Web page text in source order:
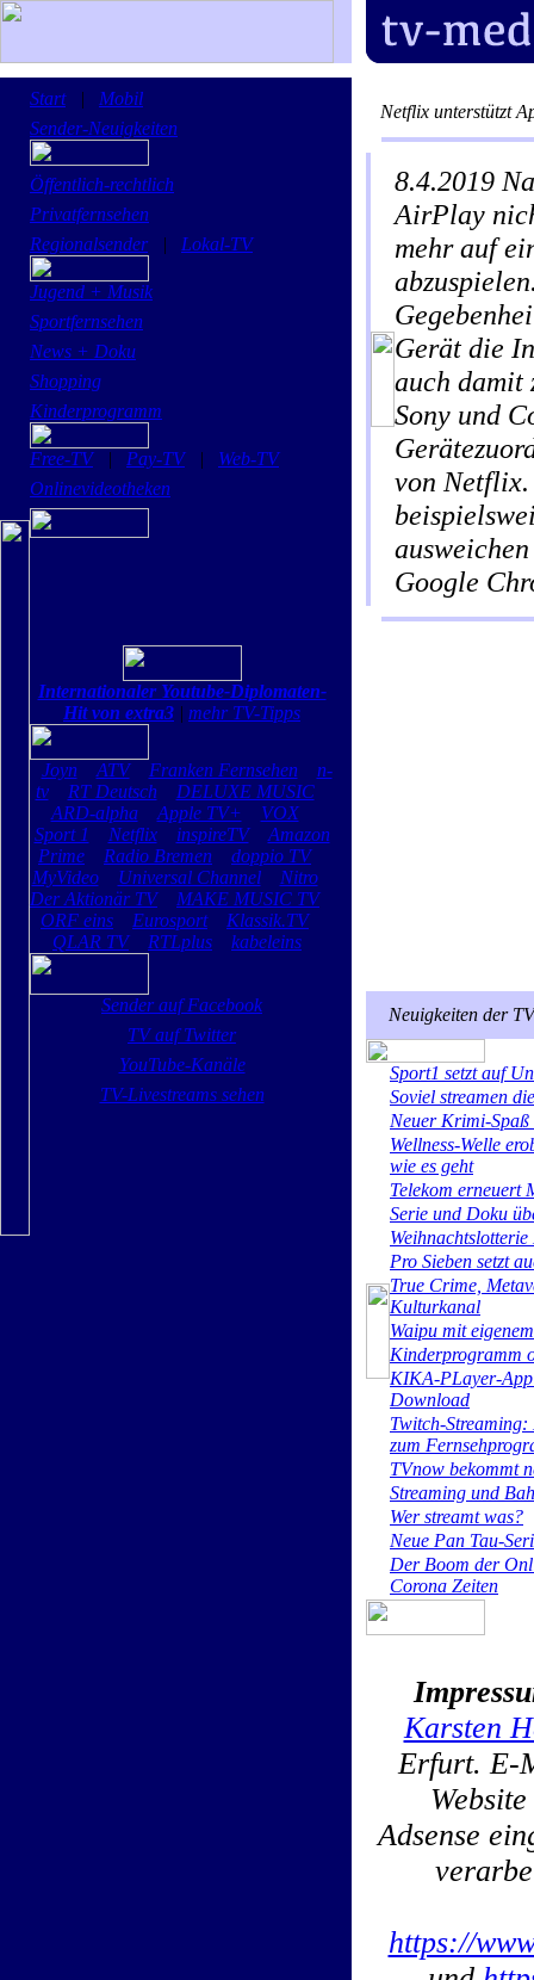
Start| Mobil
Sender-Neuigkeiten
Öffentlich-rechtlich
Privatfernsehen
Regionalsender| Lokal-TV
Jugend + Musik
Sportfernsehen
News + Doku
Shopping
Kinderprogramm
Free-TV| Pay-TV| Web-TV
Onlinevideotheken
Internationaler Youtube-Diplomaten-
Hit von extra3 | mehr TV-Tipps
Joyn ATV Franken Fernsehen
n-
tv
RT Deutsch
DELUXE MUSIC
ARD-alpha
Apple TV+
VOX
Sport 1
Netflix inspireTV
Amazon
Prime
Radio Bremen
doppio TV
MyVideo
Universal Channel
Nitro
Der Aktionär TV
MAKE MUSIC TV
ORF eins
Eurosport
Klassik.TV
QLAR TV
RTLplus kabeleins
Sender auf Facebook
TV auf Twitter
YouTube-Kanäle
TV-Livestreams sehen
Netflix unterstützt
8.4.2019
AirPlay
mehr auf
Gerät die
auch damit
Sony und
von Netflix.
Google
Neuigkeiten der
Sport1 setzt auf
Soviel streamen
Neuer Krimi-Spaß
Wellness-Welle
wie es geht
Telekom erneuert
Serie und Doku
Pro Sieben setzt
True Crime,
Kulturkanal
Waipu mit
Kinderprogramm
KIKA-PLayer-App
Download
Twitch-
zum
TVnow bekommt
Streaming und
Wer streamt was?
Neue Pan Tau-
Der Boom der
Corona Zeiten
Karsten
Erfurt. E-
Adsense
https://